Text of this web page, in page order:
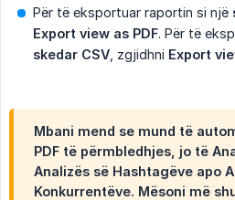
Për të eksportuar raportin si një
Export view as PDF. Për të
skedar CSV , zgjidhni Export
Mbani mend se mund të
PDF të përmbledhjes, jo të
Analizës së Hashtagëve apo
Konkurrentëve. Mësoni më